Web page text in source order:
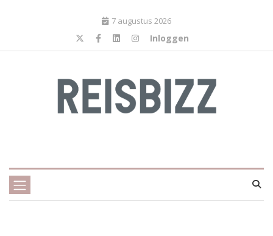
7 augustus 2026
Inloggen